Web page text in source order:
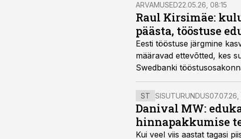
ARVAMUSED22.05.26, 08:15
Raul Kirsimäe:
päästa, tööstuse
Eesti tööstuse järgmine
määravad ettevõtted, kes
Swedbanki
aktiivselt investeerivad
kasumimarginaali.
ST SISUTURUNDUS
Danival MW:
hinnapakkumise
Kui veel viis aastat tagasi